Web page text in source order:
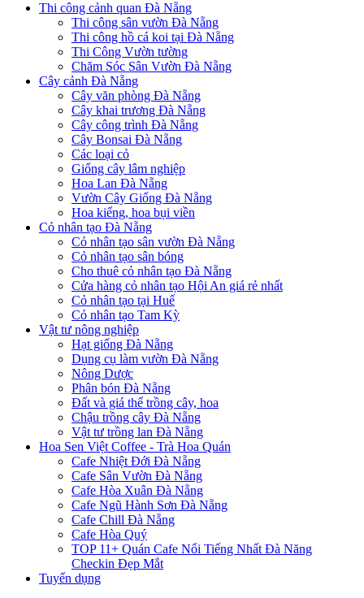
Thi công cảnh quan Đà Nẵng
Thi công sân vườn Đà Nẵng
Thi công hồ cá koi tại Đà Nẵng
Thi Công Vườn tường
Chăm Sóc Sân Vườn Đà Nẵng
Cây cảnh Đà Nẵng
Cây văn phòng Đà Nẵng
Cây khai trương Đà Nẵng
Cây công trình Đà Nẵng
Cây Bonsai Đà Nẵng
Các loại cỏ
Giống cây lâm nghiệp
Hoa Lan Đà Nẵng
Vườn Cây Giống Đà Nẵng
Hoa kiểng, hoa bụi viền
Cỏ nhân tạo Đà Nẵng
Cỏ nhân tạo sân vườn Đà Nẵng
Cỏ nhân tạo sân bóng
Cho thuê cỏ nhân tạo Đà Nẵng
Cửa hàng cỏ nhân tạo Hội An giá rẻ nhất
Cỏ nhân tạo tại Huế
Cỏ nhân tạo Tam Kỳ
Vật tư nông nghiệp
Hạt giống Đà Nẵng
Dụng cụ làm vườn Đà Nẵng
Nông Dược
Phân bón Đà Nẵng
Đất và giá thể trồng cây, hoa
Chậu trồng cây Đà Nẵng
Vật tư trồng lan Đà Nẵng
Hoa Sen Việt Coffee - Trà Hoa Quán
Cafe Nhiệt Đới Đà Nẵng
Cafe Sân Vườn Đà Nẵng
Cafe Hòa Xuân Đà Nẵng
Cafe Ngũ Hành Sơn Đà Nẵng
Cafe Chill Đà Nẵng
Cafe Hòa Quý
TOP 11+ Quán Cafe Nổi Tiếng Nhất Đà Năng
Checkin Đẹp Mắt
Tuyển dụng